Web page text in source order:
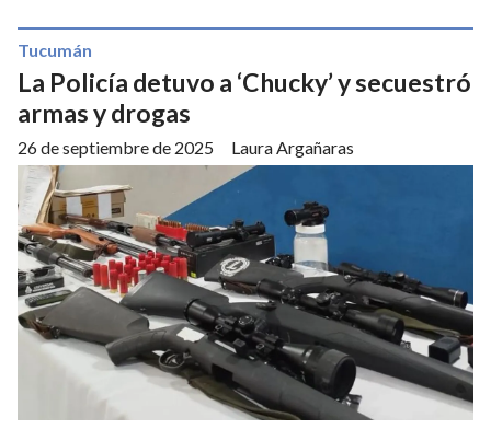
La Policía detuvo a ‘Chucky’ y secuestró
armas y drogas
Laura Argañaras
Tucumán
26 de septiembre de 2025